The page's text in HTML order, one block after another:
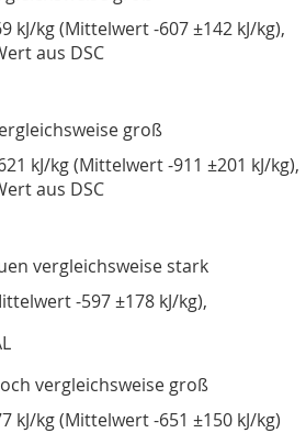
kJ/kg (Mittelwert -607 ±142 kJ/kg),
aus DSC
groß
kJ/kg (Mittelwert -911 ±201 kJ/kg),
aus DSC
vergleichsweise stark
-597 ±178 kJ/kg),
vergleichsweise groß
kJ/kg (Mittelwert -651 ±150 kJ/kg)